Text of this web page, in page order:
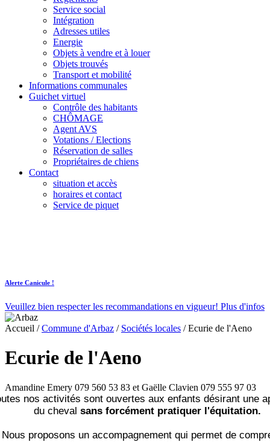
Service social
Intégration
Adresses utiles
Energie
Objets à vendre et à louer
Objets trouvés
Transport et mobilité
Informations communales
Guichet virtuel
Contrôle des habitants
CHÔMAGE
Agent AVS
Votations / Elections
Réservation de salles
Propriétaires de chiens
Contact
situation et accès
horaires et contact
Service de piquet
Alerte Canicule !
Veuillez bien respecter les recommandations en vigueur! Plus d'infos
Accueil /Commune d'Arbaz / Sociétés locales /Ecurie de l'Aeno
Ecurie de l'Aeno
Amandine Emery 079 560 53 83 et Gaëlle Clavien 079 555 97 03
nos activités sont ouvertes aux enfants désirant une
du cheval sans forcément pratiquer l'équitation.
Nous proposons un accompagnement qui permet de